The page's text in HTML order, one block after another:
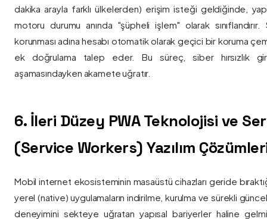
dakika arayla farklı ülkelerden) erişim isteği geldiğinde,
motoru durumu anında "şüpheli işlem" olarak sınıflandırır.
korunması adına hesabı otomatik olarak geçici bir koruma
ek doğrulama talep eder. Bu süreç, siber hırsızlık
aşamasındayken akamete uğratır.
6. İleri Düzey PWA Teknolojisi ve
(Service Workers) Yazılım
Mobil internet ekosisteminin masaüstü cihazları geride
yerel (native) uygulamaların indirilme, kurulma ve sürekli
deneyimini sekteye uğratan yapısal bariyerler haline